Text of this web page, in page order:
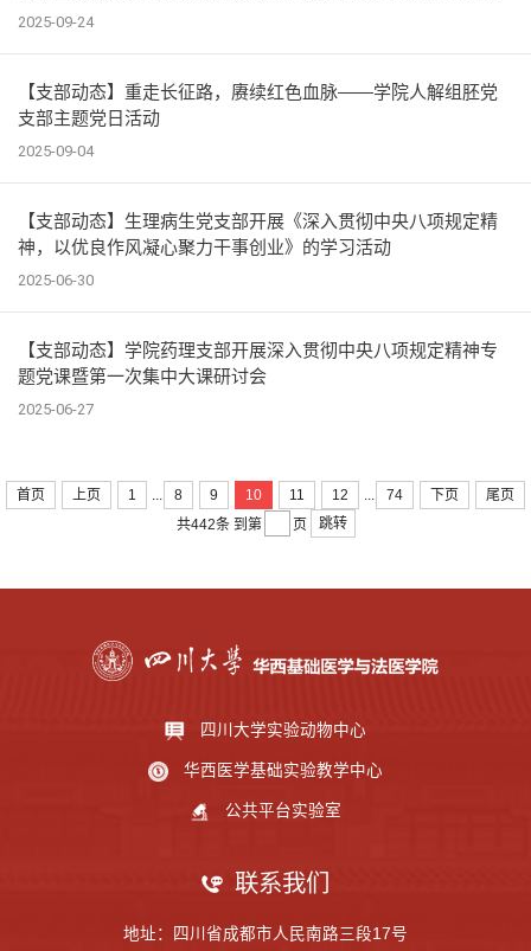
会
2025-09-24
【支部动态】重走长征路，赓续红色血脉——学院人解组胚党
支部主题党日活动
2025-09-04
【支部动态】生理病生党支部开展《深入贯彻中央八项规定精
神，以优良作风凝心聚力干事创业》的学习活动
2025-06-30
【支部动态】学院药理支部开展深入贯彻中央八项规定精神专
题党课暨第一次集中大课研讨会
2025-06-27
首页 上页 1 8 9 10 11 12 74 下页
尾页
共442条 到第 页 跳转
四川大学实验动物中心
华西医学基础实验教学中心
公共平台实验室
联系我们
地址：四川省成都市人民南路三段17号